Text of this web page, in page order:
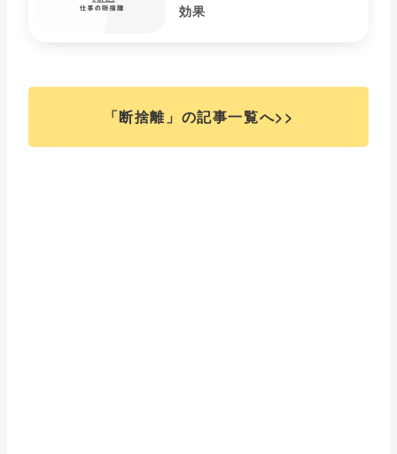
効果
「断捨離」の記事一覧へ>>